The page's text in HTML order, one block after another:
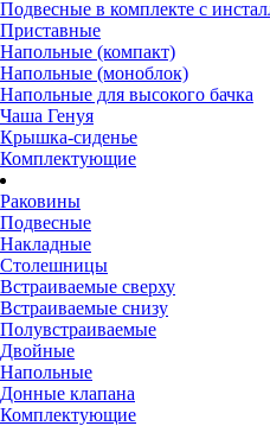
Подвесные в комплекте с
Приставные
Напольные (компакт)
Напольные (моноблок)
Напольные для высокого бачка
Чаша Генуя
Крышка-сиденье
Комплектующие
Раковины
Подвесные
Накладные
Столешницы
Встраиваемые сверху
Встраиваемые снизу
Полувстраиваемые
Двойные
Напольные
Донные клапана
Комплектующие